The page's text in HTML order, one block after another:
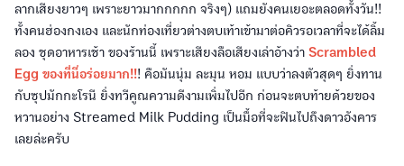
ลากเสียงยาวๆ เพราะยาวมากกกกก จริงๆ) แถมยังคนเยอะตลอดทั้งวัน!!
ทั้งคนฮ่องกงเอง และนักท่องเที่ยวต่างตบเท้าเข้ามาต่อคิวรอเวลาที่จะได้ลิ้ม
ลอง ชุดอาหารเช้า ของร้านนี้ เพราะเสียงลือเสียงเล่าอ้างว่า Scrambled
Egg ของที่นี่อร่อยมาก!!! คือมันนุ่ม ละมุน หอม แบบว่าลงตัวสุดๆ ยิ่งทาน
กับซุปมักกะโรนี ยิ่งทวีคูณความดีงามเพิ่มไปอีก ก่อนจะตบท้ายด้วยของ
หวานอย่าง Streamed Milk Pudding เป็นมื้อที่จะฟินไปถึงดาวอังคาร
เลยล่ะครับ